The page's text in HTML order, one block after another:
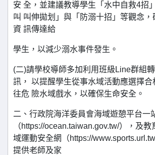
安 全，並建議教導學生「水中自救4招
叫 叫伸拋划」與「防溺十招」等觀念
資 訊傳達給
學生，以減少溺水事件發生。
(二)請學校導師多加利用班級Line群組
訊， 以提醒學生從事水域活動應選擇
往危 險水域戲水，以確保生命安全。
二、行政院海洋委員會海域遊憩平台一
（https://ocean.taiwan.gov.tw/），及
域運動安全網（https://
提供老師及家